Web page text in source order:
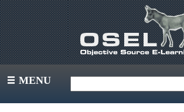
III MENU